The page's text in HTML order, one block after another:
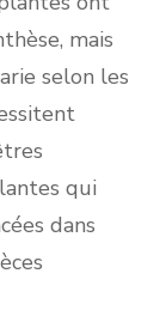
mais
selon les
qui
dans